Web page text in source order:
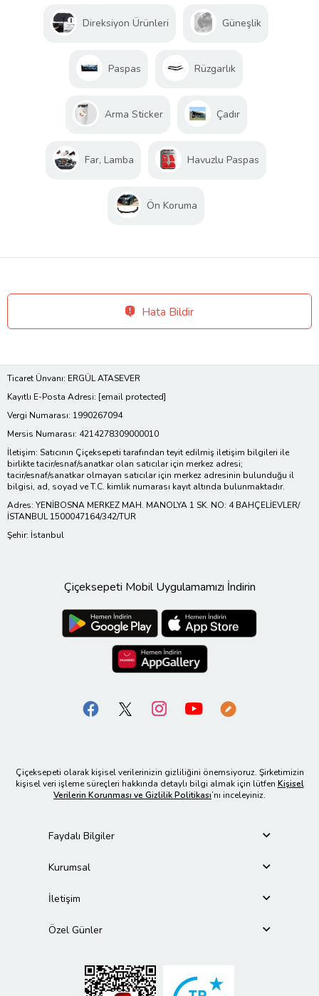
Direksiyon Ürünleri Güneşlik
Paspas Rüzgarlık
Arma Sticker Çadır
Far, Lamba Havuzlu Paspas
Ön Koruma
Hata Bildir
Ticaret Ünvanı: ERGÜL ATASEVER
Kayıtlı E-Posta Adresi: [email protected]
Vergi Numarası: 1990267094
Mersis Numarası: 4214278309000010
İletişim: Satıcının Çiçeksepeti tarafından teyit edilmiş iletişim bilgileri ile
birlikte tacir/esnaf/sanatkar olan satıcılar için merkez adresi;
tacir/esnaf/sanatkar olmayan satıcılar için merkez adresinin bulunduğu il
bilgisi, ad, soyad ve T.C. kimlik numarası kayıt altında bulunmaktadır.
Adres: YENİBOSNA MERKEZ MAH. MANOLYA 1 SK. NO: 4 BAHÇELİEVLER/
İSTANBUL 1500047164/342/TUR
Şehir: İstanbul
Çiçeksepeti Mobil Uygulamamızı İndirin
Çiçeksepeti olarak kişisel verilerinizin gizliliğini önemsiyoruz. Şirketimizin
kişisel veri işleme süreçleri hakkında detaylı bilgi almak için lütfen Kişisel
Verilerin Korunması ve Gizlilik Politikası’nı inceleyiniz.
Faydalı Bilgiler
Kurumsal
İletişim
Özel Günler